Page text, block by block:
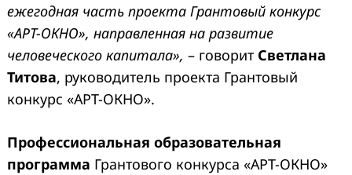
ежегодная часть проекта Грантовый конкурс
«АРТ-ОКНО», направленная на развитие
человеческого капитала», – говорит Светлана
Титова, руководитель проекта Грантовый
конкурс «АРТ-ОКНО».
Профессиональная образовательная
программа Грантового конкурса «АРТ-ОКНО»